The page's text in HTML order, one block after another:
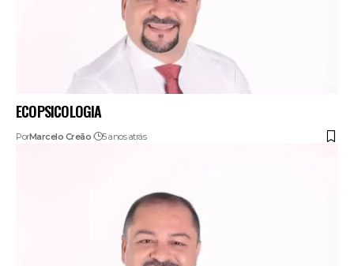
ECOPSICOLOGIA
PorMarcelo Creão 5 anos atrás